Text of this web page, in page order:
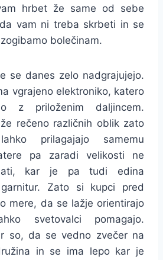
hrbet že same od sebe
vam ni treba skrbeti in se
bolečinam.
se danes zelo nadgrajujejo.
vgrajeno elektroniko, katero
z priloženim daljincem.
rečeno različnih oblik zato
prilagajajo samemu
pa zaradi velikosti ne
kar je pa tudi edina
Zato si kupci pred
mere, da se lažje orientirajo
svetovalci pomagajo.
so, da se vedno zvečer na
in se ima lepo kar je